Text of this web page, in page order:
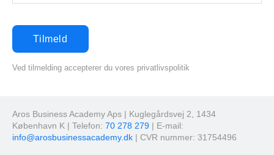
Ved tilmelding accepterer du vores privatlivspolitik
Aros Business Academy Aps | Kuglegårdsvej 2, 1434
København K | Telefon: 70 278 279 | E-mail:
info@arosbusinessacademy.dk | CVR nummer: 31754496